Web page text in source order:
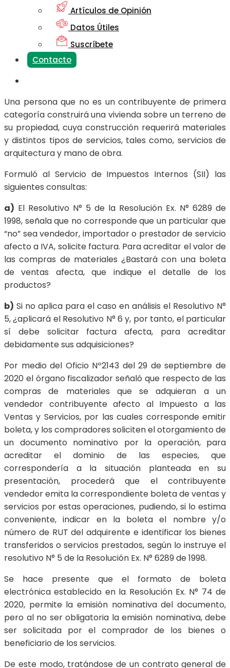
Artículos de Opinión
Datos Útiles
Suscríbete
Contacto
Una persona que no es un contribuyente de primera
categoría construirá una vivienda sobre un terreno de
su propiedad, cuya construcción requerirá materiales
y distintos tipos de servicios, tales como, servicios de
arquitectura y mano de obra.
Formuló al Servicio de Impuestos Internos (SII) las
siguientes consultas:
a) El Resolutivo N° 5 de la Resolución Ex. N° 6289 de
1998, señala que no corresponde que un particular que
“no” sea vendedor, importador o prestador de servicio
afecto a IVA, solicite factura. Para acreditar el valor de
las compras de materiales ¿Bastará con una boleta
de ventas afecta, que indique el detalle de los
productos?
b) Si no aplica para el caso en análisis el Resolutivo N°
5, ¿aplicará el Resolutivo N° 6 y, por tanto, el particular
sí debe solicitar factura afecta, para acreditar
debidamente sus adquisiciones?
Por medio del Oficio Nº2143 del 29 de septiembre de
2020 el órgano fiscalizador señaló que respecto de las
compras de materiales que se adquieran a un
vendedor contribuyente afecto al Impuesto a las
Ventas y Servicios, por las cuales corresponde emitir
boleta, y los compradores soliciten el otorgamiento de
un documento nominativo por la operación, para
acreditar el dominio de las especies, que
correspondería a la situación planteada en su
presentación, procederá que el contribuyente
vendedor emita la correspondiente boleta de ventas y
servicios por estas operaciones, pudiendo, si lo estima
conveniente, indicar en la boleta el nombre y/o
número de RUT del adquirente e identificar los bienes
transferidos o servicios prestados, según lo instruye el
resolutivo N° 5 de la Resolución Ex. N° 6289 de 1998.
Se hace presente que el formato de boleta
electrónica establecido en la Resolución Ex. N° 74 de
2020, permite la emisión nominativa del documento,
pero al no ser obligatoria la emisión nominativa, debe
ser solicitada por el comprador de los bienes o
beneficiario de los servicios.
De este modo, tratándose de un contrato general de